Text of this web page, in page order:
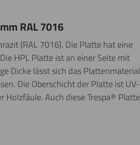
RAL 7016
(RAL 7016). Die Platte hat eine
HPL Platte ist an einer Seite mit
Dicke lässt sich das Plattenmaterial
Die Oberschicht der Platte ist UV-
Auch diese Trespa® Platte